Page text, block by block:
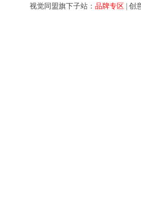
视觉同盟旗下子站： 品牌专区 创